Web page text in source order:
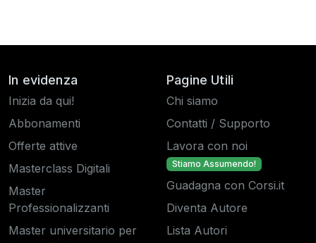
In evidenza
Inizia da qui!
Abbonamenti
Offerte attive
Masterclass Digitali
Master
Professionalizzanti
Master universitario per
Pagine Utili
Chi siamo
Contatti / Supporto
Lavora con noi
Stiamo Assumendo!
Guadagna con Corsi.it
Diventa Autore
Lista Autori